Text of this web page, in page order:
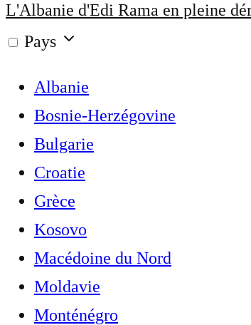
L'Albanie d'Edi Rama en pleine
Pays
Albanie
Bosnie-Herzégovine
Bulgarie
Croatie
Grèce
Kosovo
Macédoine du Nord
Moldavie
Monténégro